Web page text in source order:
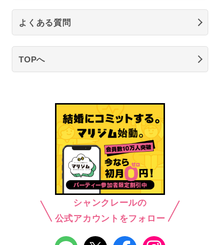
よくある質問
TOPへ
シャンクレールの
公式アカウントをフォロー